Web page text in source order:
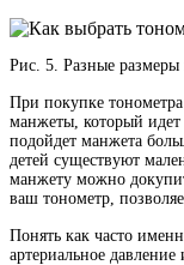
Рис. 5. Разные
При покупке
манжеты, который
подойдет манжета
детей существуют
манжету можно
ваш тонометр,
Понять как часто
артериальное